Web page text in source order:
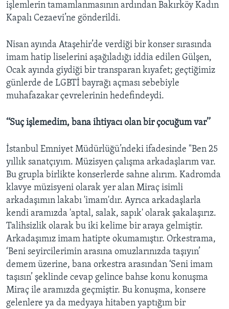
işlemlerin tamamlanmasının ardından Bakırköy Kadın
Kapalı Cezaevi’ne gönderildi.
Nisan ayında Ataşehir’de verdiği bir konser sırasında
imam hatip liselerini aşağıladığı iddia edilen Gülşen,
Ocak ayında giydiği bir transparan kıyafet; geçtiğimiz
günlerde de LGBTİ bayrağı açması sebebiyle
muhafazakar çevrelerinin hedefindeydi.
‘‘Suç işlemedim, bana ihtiyacı olan bir çocuğum var’’
İstanbul Emniyet Müdürlüğü’ndeki ifadesinde "Ben 25
yıllık sanatçıyım. Müzisyen çalışma arkadaşlarım var.
Bu grupla birlikte konserlerde sahne alırım. Kadromda
klavye müzisyeni olarak yer alan Miraç isimli
arkadaşımın lakabı 'imam'dır. Ayrıca arkadaşlarla
kendi aramızda 'aptal, salak, sapık' olarak şakalaşırız.
Talihsizlik olarak bu iki kelime bir araya gelmiştir.
Arkadaşımız imam hatipte okumamıştır. Orkestrama,
‘Beni seyircilerimin arasına omuzlarınızda taşıyın’
demem üzerine, bana orkestra arasından ‘Seni imam
taşısın’ şeklinde cevap gelince bahse konu konuşma
Miraç ile aramızda geçmiştir. Bu konuşma, konsere
gelenlere ya da medyaya hitaben yaptığım bir